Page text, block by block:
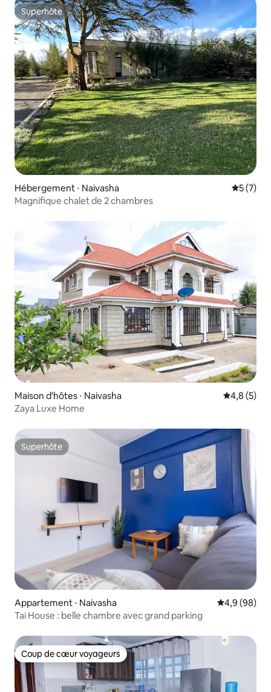
Superhôte
Superhôte
Hébergement ⋅ Naivasha
5 (7)
Magnifique chalet de 2 chambres
Maison d'hôtes ⋅ Naivasha Évaluation
4,8 (5)
Zaya Luxe Home
Superhôte
Superhôte
Appartement ⋅ Naivasha Évaluation
4,9 (98)
Tai House : belle chambre avec grand parking
Coup de cœur voyageurs
Coup de cœur voyageurs